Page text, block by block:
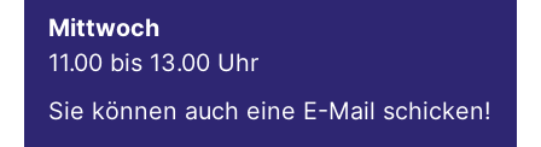
Mittwoch
11.00 bis 13.00 Uhr
Sie können auch eine E-Mail schicken!